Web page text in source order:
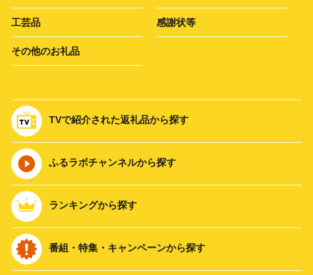
工芸品 感謝状等
その他のお礼品
TVで紹介された返礼品から探す
ふるラボチャンネルから探す
ランキングから探す
番組・特集・キャンペーンから探す